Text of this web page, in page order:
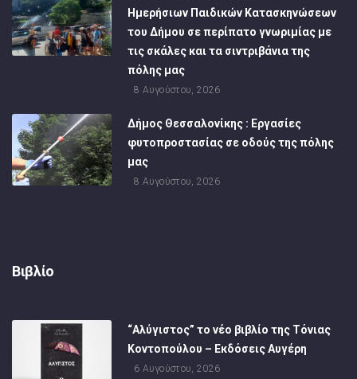
Ημερήσιων Παιδικών Κατασκηνώσεων
του Δήμου σε περίπατο γνωριμίας με
τις σκάλες και τα σιντριβάνια της
πόλης μας
8 Αυγούστου, 2026
Δήμος Θεσσαλονίκης : Εργασίες
φυτοπροστασίας σε οδούς της πόλης
μας
8 Αυγούστου, 2026
Βιβλίο
“Αλύγιστος” το νέο βιβλίο της Τόνιας
Κοντοπούλου – Εκδόσεις Αυγέρη
6 Αυγούστου, 2026